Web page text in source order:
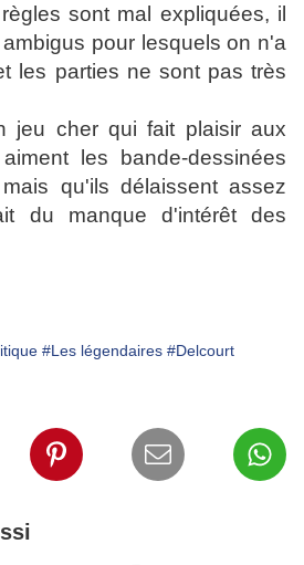
sont mal expliquées, il
pour lesquels on n'a
les parties ne sont pas très
jeu cher qui fait plaisir aux
les bande-dessinées
qu'ils délaissent assez
du manque d'intérêt des
#Les légendaires #Delcourt